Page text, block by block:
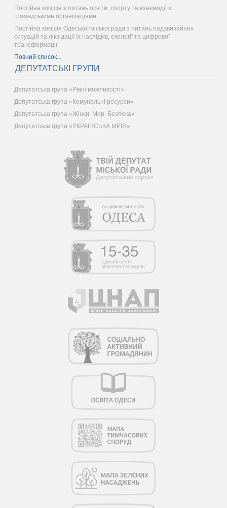
Постійна комісія з питань освіти, спорту та взаємодії з
громадськими організаціями
Постійна комісія Одеської міської ради з питань надзвичайних
ситуацій та ліквідації їх наслідків, екології та цифрової
трансформації
Повний список...
ДЕПУТАТСЬКІ ГРУПИ
Депутатська група «Рівні можливості»
Депутатська група «Комунальні ресурси»
Депутатська група «Жінки. Мир. Безпека»
Депутатська група «УКРАЇНСЬКА МРІЯ»